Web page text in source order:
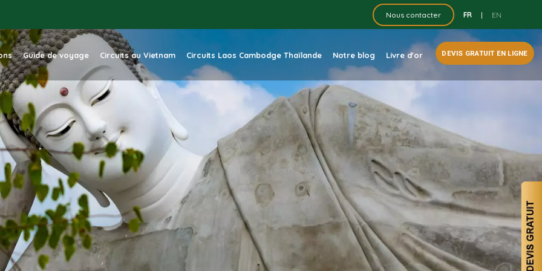
Nous contacter FR | EN
Guide de voyage Circuits au Vietnam Circuits Laos Cambodge Thaïlande Notre blog Livre d'or DEVIS GRATUIT EN LIGNE